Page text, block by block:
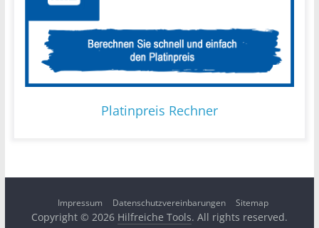
Platinpreis Rechner
Impressum Datenschutzvereinbarungen Sitemap
Copyright © 2026 Hilfreiche Tools. All rights reserved.